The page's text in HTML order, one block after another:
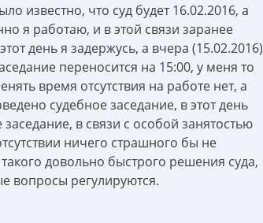
известно, что суд будет 16.02.2016, а
я работаю, и в этой связи заранее
день я задержусь, а вчера (15.02.2016)
переносится на 15:00, у меня то
время отсутствия на работе нет, а
судебное заседание, в этот день
в связи с особой занятостью
ничего страшного бы не
довольно быстрого решения суда,
вопросы регулируются.